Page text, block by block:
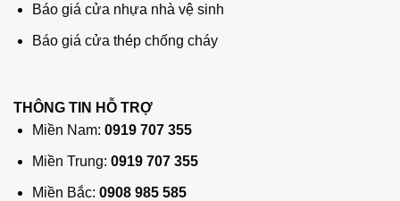
Báo giá cửa nhựa nhà vệ sinh
Báo giá cửa thép chống cháy
THÔNG TIN HỖ TRỢ
Miền Nam: 0919 707 355
Miền Trung: 0919 707 355
Miền Bắc: 0908 985 585